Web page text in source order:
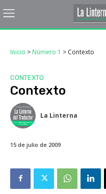
Inicio > Número 1 > Contexto
CONTEXTO
Contexto
La Linterna
15 de julio de 2009